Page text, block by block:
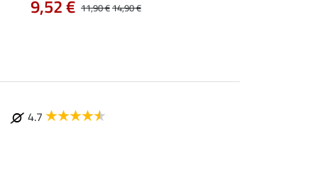
11,90 €14,90 €
9,52 €
4.7